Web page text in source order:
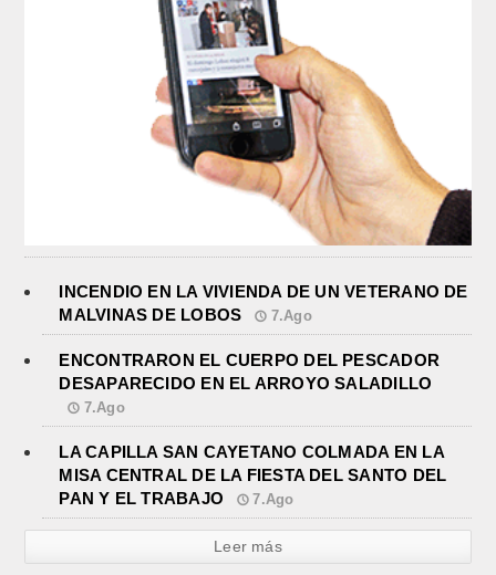
INCENDIO EN LA VIVIENDA DE UN VETERANO DE
MALVINAS DE LOBOS
7.Ago
ENCONTRARON EL CUERPO DEL PESCADOR
DESAPARECIDO EN EL ARROYO SALADILLO
7.Ago
LA CAPILLA SAN CAYETANO COLMADA EN LA
MISA CENTRAL DE LA FIESTA DEL SANTO DEL
PAN Y EL TRABAJO
7.Ago
Leer más